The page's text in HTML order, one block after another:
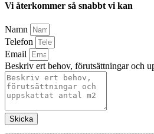
Vi återkommer så snabbt vi kan
Namn
Telefon
Email
Beskriv ert behov, förutsättningar och
Skicka